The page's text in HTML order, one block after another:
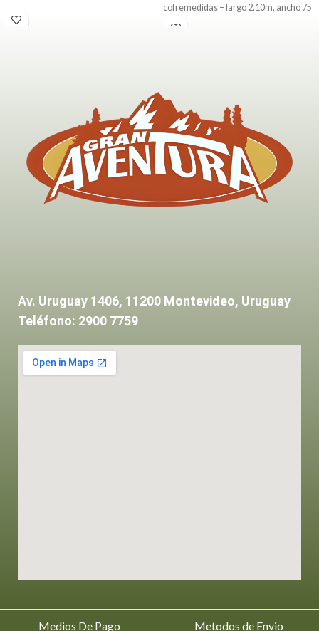
cofremedidas – largo 2.10m, ancho 75
cm
Av. Uruguay 1406, 11200 Montevideo, Uruguay
Teléfono: 2900 7759
Medios De Pago Metodos de Envio